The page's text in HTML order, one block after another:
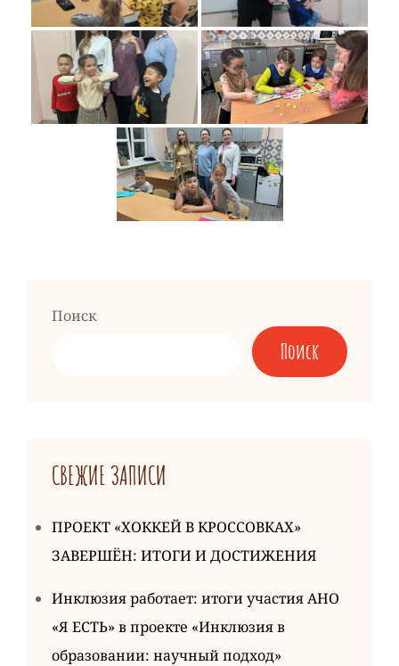
Поиск
Поиск
СВЕЖИЕ ЗАПИСИ
ПРОЕКТ «ХОККЕЙ В КРОССОВКАХ»
ЗАВЕРШЁН: ИТОГИ И ДОСТИЖЕНИЯ
Инклюзия работает: итоги участия АНО
«Я ЕСТЬ» в проекте «Инклюзия в
образовании: научный подход»